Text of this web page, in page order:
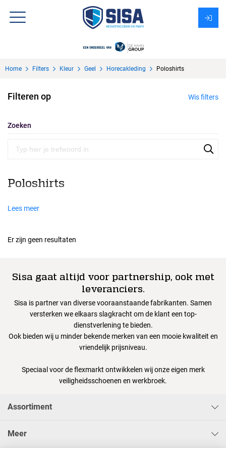
Over Sisa
KMS
Uitzendbureau?
Home Filters Kleur Geel Horecakleding Poloshirts
Filteren op Wis filters
Zoeken
Poloshirts
Lees meer
Er zijn geen resultaten
Sisa gaat altijd voor partnership, ook met
leveranciers.
Sisa is partner van diverse vooraanstaande fabrikanten. Samen
versterken we elkaars slagkracht om de klant een top-
dienstverlening te bieden.
Ook bieden wij u minder bekende merken van een mooie kwaliteit en
vriendelijk prijsniveau.
Speciaal voor de flexmarkt ontwikkelen wij onze eigen merk
veiligheidsschoenen en werkbroek.
Assortiment
Meer